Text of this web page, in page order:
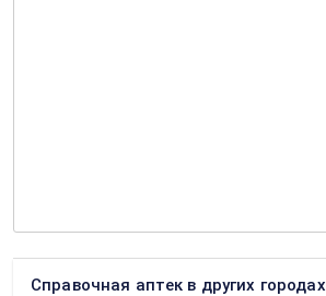
Справочная аптек в других городах